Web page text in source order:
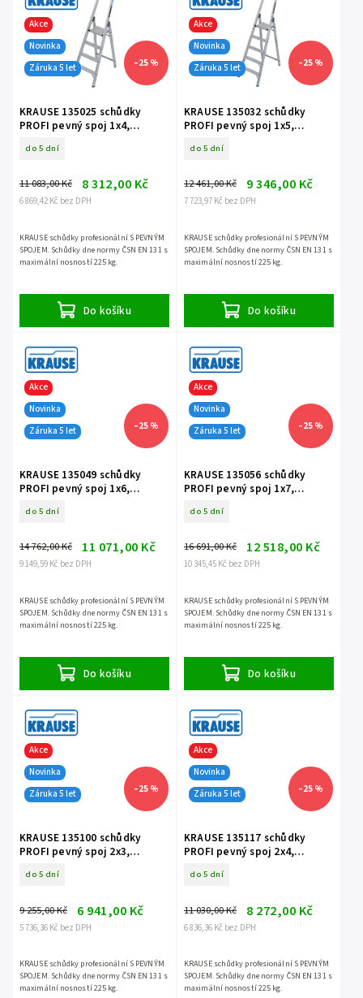
Akce
Novinka
Záruka 5 let
–25 %
KRAUSE 135025 schůdky
PROFI pevný spoj 1x4,
do 5 dní
6 869,42 Kč bez DPH
11 083,00 Kč 8 312,00 Kč
Do košíku
KRAUSE schůdky profesionální S PEVNÝM
SPOJEM. Schůdky dne normy ČSN EN 131 s
maximální nosností 225 kg.
Akce
Novinka
Záruka 5 let
–25 %
KRAUSE 135032 schůdky
PROFI pevný spoj 1x5,
do 5 dní
7 723,97 Kč bez DPH
12 461,00 Kč 9 346,00 Kč
Do košíku
KRAUSE schůdky profesionální S PEVNÝM
SPOJEM. Schůdky dne normy ČSN EN 131 s
maximální nosností 225 kg.
Akce
Novinka
Záruka 5 let
–25 %
KRAUSE 135049 schůdky
PROFI pevný spoj 1x6,
do 5 dní
9 149,59 Kč bez DPH
14 762,00 Kč 11 071,00 Kč
Do košíku
KRAUSE schůdky profesionální S PEVNÝM
SPOJEM. Schůdky dne normy ČSN EN 131 s
maximální nosností 225 kg.
Akce
Novinka
Záruka 5 let
–25 %
KRAUSE 135056 schůdky
PROFI pevný spoj 1x7,
do 5 dní
10 345,45 Kč bez DPH
16 691,00 Kč 12 518,00 Kč
Do košíku
KRAUSE schůdky profesionální S PEVNÝM
SPOJEM. Schůdky dne normy ČSN EN 131 s
maximální nosností 225 kg.
Akce
Novinka
Záruka 5 let
–25 %
KRAUSE 135100 schůdky
PROFI pevný spoj 2x3,
do 5 dní
5 736,36 Kč bez DPH
9 255,00 Kč 6 941,00 Kč
KRAUSE schůdky profesionální S PEVNÝM
SPOJEM. Schůdky dne normy ČSN EN 131 s
maximální nosností 225 kg.
Akce
Novinka
Záruka 5 let
–25 %
KRAUSE 135117 schůdky
PROFI pevný spoj 2x4,
do 5 dní
6 836,36 Kč bez DPH
11 030,00 Kč 8 272,00 Kč
KRAUSE schůdky profesionální S PEVNÝM
SPOJEM. Schůdky dne normy ČSN EN 131 s
maximální nosností 225 kg.